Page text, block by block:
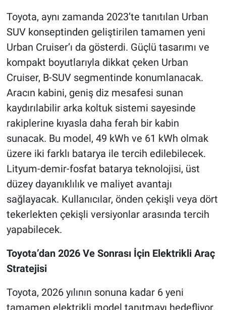
Toyota, aynı zamanda 2023’te tanıtılan Urban
SUV konseptinden geliştirilen tamamen yeni
Urban Cruiser’ı da gösterdi. Güçlü tasarımı ve
kompakt boyutlarıyla dikkat çeken Urban
Cruiser, B-SUV segmentinde konumlanacak.
Aracın kabini, geniş diz mesafesi sunan
kaydırılabilir arka koltuk sistemi sayesinde
rakiplerine kıyasla daha ferah bir kabin
sunacak. Bu model, 49 kWh ve 61 kWh olmak
üzere iki farklı batarya ile tercih edilebilecek.
Lityum-demir-fosfat batarya teknolojisi, üst
düzey dayanıklılık ve maliyet avantajı
sağlayacak. Kullanıcılar, önden çekişli veya dört
tekerlekten çekişli versiyonlar arasında tercih
yapabilecek.
Toyota’dan 2026 Ve Sonrası İçin Elektrikli Araç
Stratejisi
Toyota, 2026 yılının sonuna kadar 6 yeni